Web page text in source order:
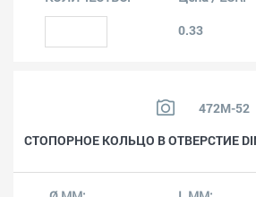
0.33
472M-52
СТОПОРНОЕ КОЛЬЦО В ОТВЕРСТИЕ